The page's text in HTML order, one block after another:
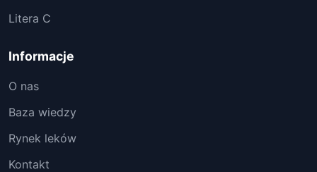
Litera C
Informacje
O nas
Baza wiedzy
Rynek leków
Kontakt